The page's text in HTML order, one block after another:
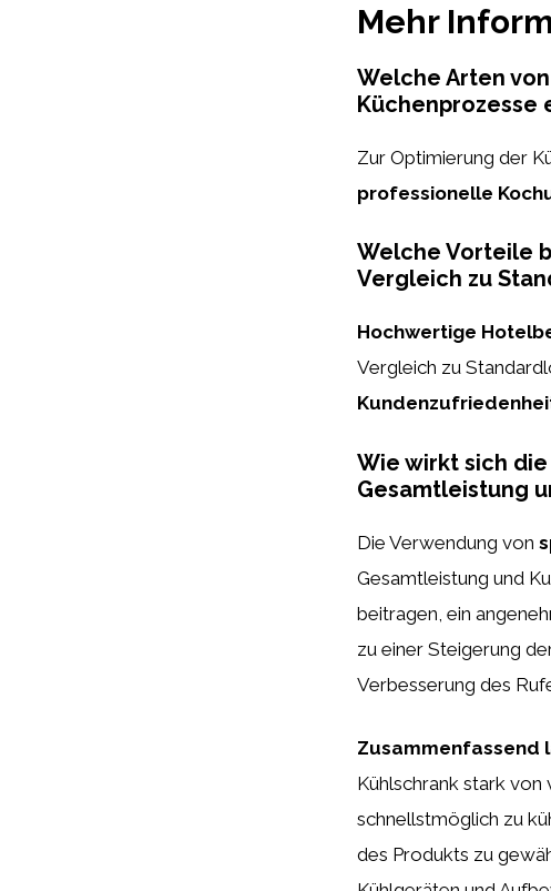
Mehr
Welche Arten
Küchenprozesse
Zur Optimierung der
professionelle
Welche Vorteile
Vergleich zu
Hochwertige
Vergleich zu
Wie wirkt sich
Gesamtleistung
Die Verwendung von
Gesamtleistung und
beitragen, ein
zu einer Steigerung
Verbesserung des
Zusammenfassend
Kühlschrank stark von
schnellstmöglich zu
des Produkts zu